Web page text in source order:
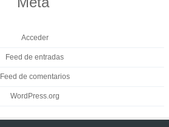
Acceder
Feed de entradas
Feed de comentarios
WordPress.org